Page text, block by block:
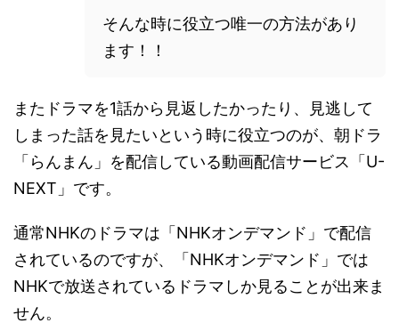
そんな時に役立つ唯一の方法があり
ます！！
またドラマを1話から見返したかったり、見逃して
しまった話を見たいという時に役立つのが、朝ドラ
「らんまん」を配信している動画配信サービス「U-
NEXT」です。
通常NHKのドラマは「NHKオンデマンド」で配信
されているのですが、「NHKオンデマンド」では
NHKで放送されているドラマしか見ることが出来ま
せん。